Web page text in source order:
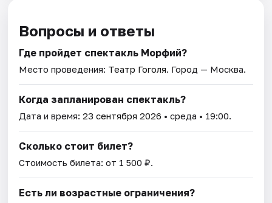
Вопросы и ответы
Где пройдет спектакль Морфий?
Место проведения: Театр Гоголя. Город — Москва.
Когда запланирован спектакль?
Дата и время:23 сентября 2026 • среда • 19:00.
Сколько стоит билет?
Стоимость билета: от 1 500 ₽.
Есть ли возрастные ограничения?